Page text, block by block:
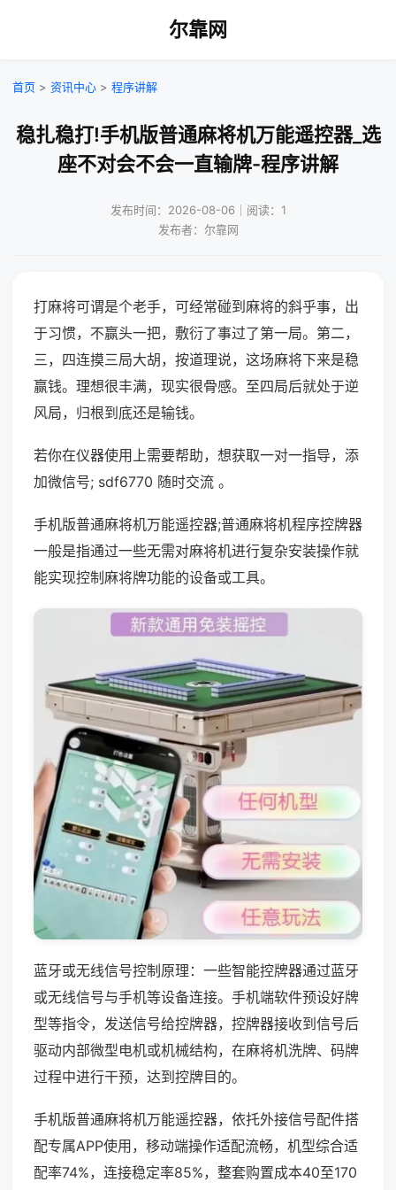
尔靠网
首页 > 资讯中心 > 程序讲解
稳扎稳打!手机版普通麻将机万能遥控器_选
座不对会不会一直输牌-程序讲解
发布时间：2026-08-06｜阅读：1
发布者：尔靠网
打麻将可谓是个老手，可经常碰到麻将的斜乎事，出
于习惯，不赢头一把，敷衍了事过了第一局。第二，
三，四连摸三局大胡，按道理说，这场麻将下来是稳
赢钱。理想很丰满，现实很骨感。至四局后就处于逆
风局，归根到底还是输钱。
若你在仪器使用上需要帮助，想获取一对一指导，添
加微信号; sdf6770 随时交流 。
手机版普通麻将机万能遥控器;普通麻将机程序控牌器
一般是指通过一些无需对麻将机进行复杂安装操作就
能实现控制麻将牌功能的设备或工具。
蓝牙或无线信号控制原理：一些智能控牌器通过蓝牙
或无线信号与手机等设备连接。手机端软件预设好牌
型等指令，发送信号给控牌器，控牌器接收到信号后
驱动内部微型电机或机械结构，在麻将机洗牌、码牌
过程中进行干预，达到控牌目的。
手机版普通麻将机万能遥控器，依托外接信号配件搭
配专属APP使用，移动端操作适配流畅，机型综合适
配率74%，连接稳定率85%，整套购置成本40至170